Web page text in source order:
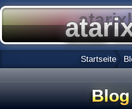
Startseite
Blog